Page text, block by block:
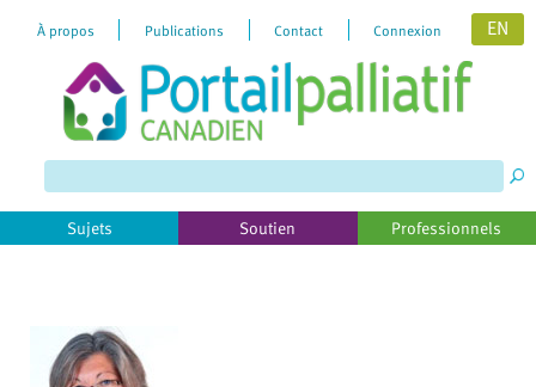
website
includes
an
À propos Publications Contact Connexion EN
Sujets Soutien Professionnels